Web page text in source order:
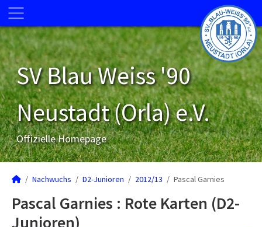
SV Blau Weiss '90
Neustadt (Orla) e.V.
Offizielle Homepage
Nachwuchs D2-Junioren 2012/13 Pascal Garnies
Pascal Garnies : Rote Karten (D2-
Junioren)